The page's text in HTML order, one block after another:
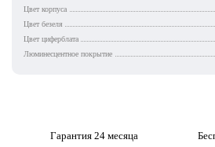
Цвет корпуса
Цвет безеля
Цвет циферблата
Люминесцентное покрытие
Гарантия 24 месяца